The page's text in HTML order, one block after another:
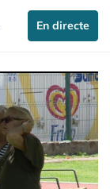
En directe